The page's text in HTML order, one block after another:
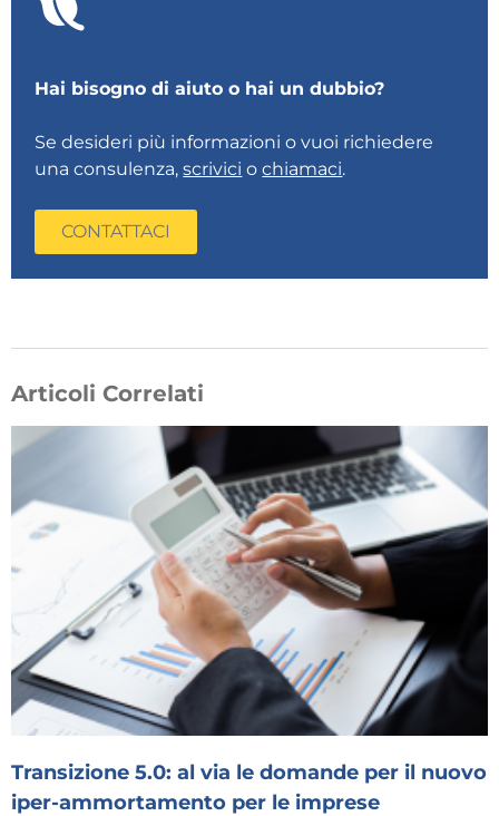
Hai bisogno di aiuto o hai un dubbio?
Se desideri più informazioni o vuoi richiedere
una consulenza,scrivici ochiamaci.
CONTATTACI
Articoli Correlati
Transizione 5.0: al via le domande per il nuovo
iper-ammortamento per le imprese